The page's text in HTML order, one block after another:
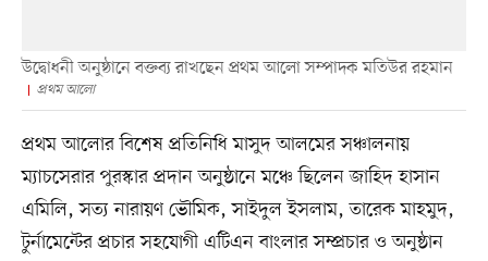
উদ্বোধনী অনুষ্ঠানে বক্তব্য রাখছেন প্রথম আলো সম্পাদক মতিউর রহমান
প্রথম আলো
প্রথম আলোর বিশেষ প্রতিনিধি মাসুদ আলমের সঞ্চালনায়
ম্যাচসেরার পুরস্কার প্রদান অনুষ্ঠানে মঞ্চে ছিলেন জাহিদ হাসান
এমিলি, সত্য নারায়ণ ভৌমিক, সাইদুল ইসলাম, তারেক মাহমুদ,
টুর্নামেন্টের প্রচার সহযোগী এটিএন বাংলার সম্প্রচার ও অনুষ্ঠান